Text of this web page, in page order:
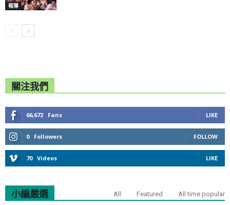
報導
關注我們
66,672 Fans LIKE
0 Followers FOLLOW
70 Videos LIKE
小編嚴選 All Featured All time popular